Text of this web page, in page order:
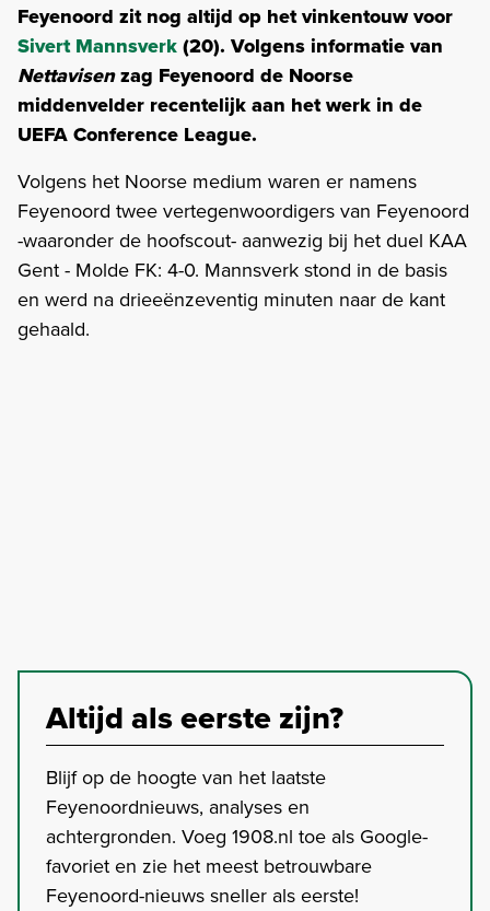
Feyenoord zit nog altijd op het vinkentouw voor
Sivert Mannsverk(20). Volgens informatie van
Nettavisenzag Feyenoord de Noorse
middenvelder recentelijk aan het werk in de
UEFA Conference League.
Volgens het Noorse medium waren er namens
Feyenoord twee vertegenwoordigers van Feyenoord
-waaronder de hoofscout- aanwezig bij het duel KAA
Gent - Molde FK: 4-0. Mannsverk stond in de basis
en werd na drieeënzeventig minuten naar de kant
gehaald.
Altijd als eerste zijn?
Blijf op de hoogte van het laatste
Feyenoordnieuws, analyses en
achtergronden. Voeg 1908.nl toe als Google-
favoriet en zie het meest betrouwbare
Feyenoord-nieuws sneller als eerste!